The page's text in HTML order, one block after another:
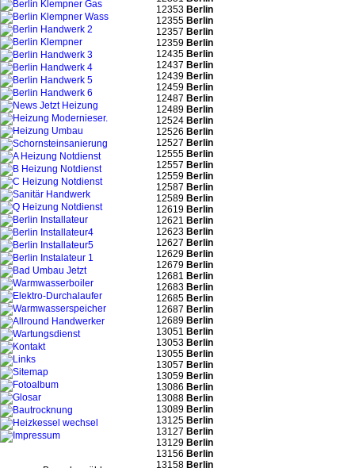
12353 Berlin
12355 Berlin
12357 Berlin
12359 Berlin
12435 Berlin
12437 Berlin
12439 Berlin
12459 Berlin
12487 Berlin
12489 Berlin
12524 Berlin
12526 Berlin
12527 Berlin
12555 Berlin
12557 Berlin
12559 Berlin
12587 Berlin
12589 Berlin
12619 Berlin
12621 Berlin
12623 Berlin
12627 Berlin
12629 Berlin
12679 Berlin
12681 Berlin
12683 Berlin
12685 Berlin
12687 Berlin
12689 Berlin
13051 Berlin
13053 Berlin
13055 Berlin
13057 Berlin
13059 Berlin
13086 Berlin
13088 Berlin
13089 Berlin
13125 Berlin
13127 Berlin
13129 Berlin
13156 Berlin
13158 Berlin